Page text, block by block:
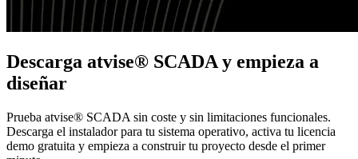
Descarga atvise® SCADA y empieza a
diseñar
Prueba atvise® SCADA sin coste y sin limitaciones funcionales.
Descarga el instalador para tu sistema operativo, activa tu licencia
demo gratuita y empieza a construir tu proyecto desde el primer